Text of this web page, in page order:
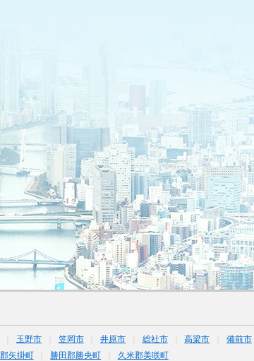
玉野市 笠岡市 井原市 総社市 高梁市 備前市
矢掛町 勝田郡勝央町 久米郡美咲町